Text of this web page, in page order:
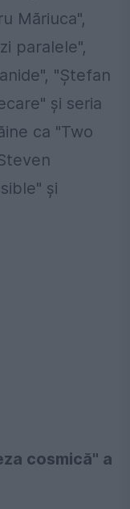
Măriuca",
paralele",
"Ştefan
şi seria
ca "Two
şi
cosmică" a